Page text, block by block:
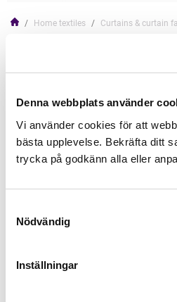
Denna webbplats använder
Vi använder cookies för att
bästa upplevelse. Bekräfta ditt
trycka på godkänn alla eller
Nödvändig
Inställningar
Home textiles Curtains & curtain
End knob Denise, antique
19/19 mm
Read more
359,00kr
In Stock